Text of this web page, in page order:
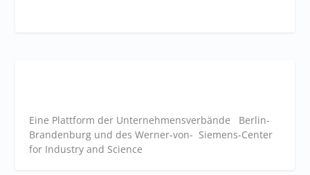
Eine Plattform der Unternehmensverbände Berlin-
Brandenburg und des Werner-von- Siemens-Center
for Industry and Science